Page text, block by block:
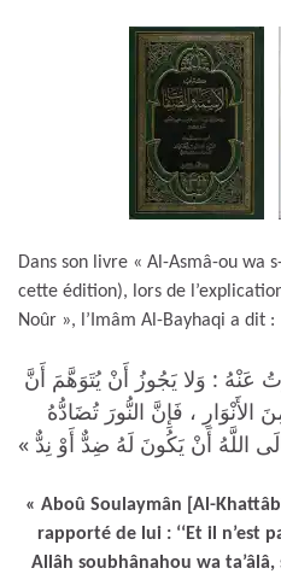
Dans son livre « Al-Asmâ-ou wa
cette édition), lors de
Noûr », l’Imâm Al-Bayhaqi a dit :
عَنْهُ : وَلا يَجُوزُ أَنْ يُتَوَهَّمَ أَنَّ
الأَنْوَارِ ، فَإِنَّ النُّورَ تُضَادُّهُ
اللَّهُ أَنْ يَكُونَ لَهُ ضِدٌّ أَوْ نِدٌّ »
« Aboû Soulaymân [Al-
rapporté de lui : ‘‘Et il n’est
Allâh soubhânahou wa